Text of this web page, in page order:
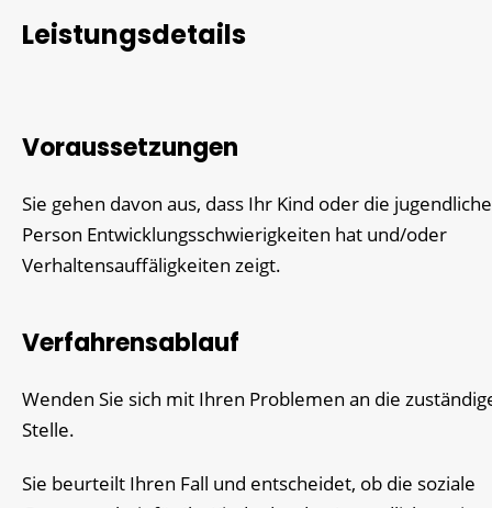
Leistungsdetails
Voraussetzungen
Sie gehen davon aus, dass Ihr Kind oder die jugendliche
Person Entwicklungsschwierigkeiten hat und/oder
Verhaltensauffäligkeiten zeigt.
Verfahrensablauf
Wenden Sie sich mit Ihren Problemen an die
Stelle.
Sie beurteilt Ihren Fall und entscheidet, ob die soziale